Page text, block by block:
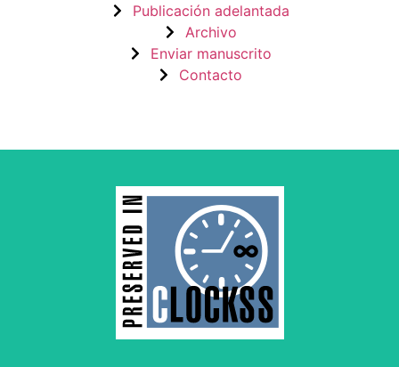
Publicación adelantada
Archivo
Enviar manuscrito
Contacto
CLOCKSS is a dak archive that ensures the long-term
survival of web-based scholary publications, governed
by and for its stakeholders.